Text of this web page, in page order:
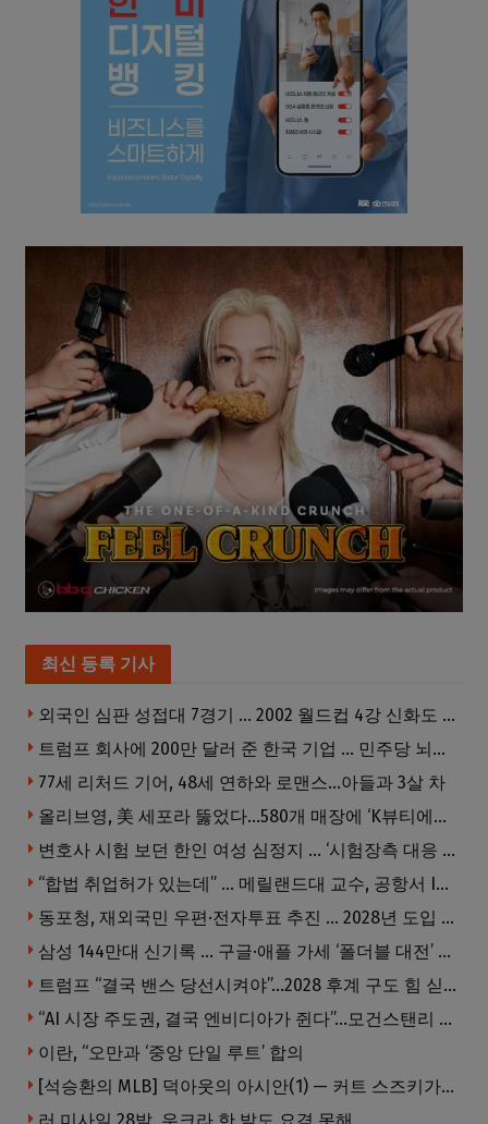
최신 등록 기사
외국인 심판 성접대 7경기 … 2002 월드컵 4강 신화도 흔들
트럼프 회사에 200만 달러 준 한국 기업 … 민주당 뇌물의혹 조사
77세 리처드 기어, 48세 연하와 로맨스…아들과 3살 차
올리브영, 美 세포라 뚫었다…580개 매장에 ‘K뷰티에딧’ 론칭
변호사 시험 보던 한인 여성 심정지 … ‘시험장측 대응 부적절’ 소송
“합법 취업허가 있는데” … 메릴랜드대 교수, 공항서 ICE에 체포, 구금 중
동포청, 재외국민 우편·전자투표 추진 … 2028년 도입 목표
삼성 144만대 신기록 … 구글·애플 가세 ‘폴더블 대전’ 열린다
트럼프 “결국 밴스 당선시켜야”…2028 후계 구도 힘 싣나
“AI 시장 주도권, 결국 엔비디아가 쥔다”…모건스탠리 장담
이란, “오만과 ‘중앙 단일 루트’ 합의
[석승환의 MLB] 덕아웃의 아시안(1) — 커트 스즈키가 우리에게 묻는 것